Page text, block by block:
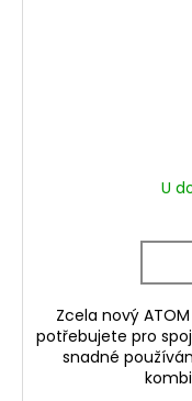
U
Zcela nový
potřebujete pro
snadné